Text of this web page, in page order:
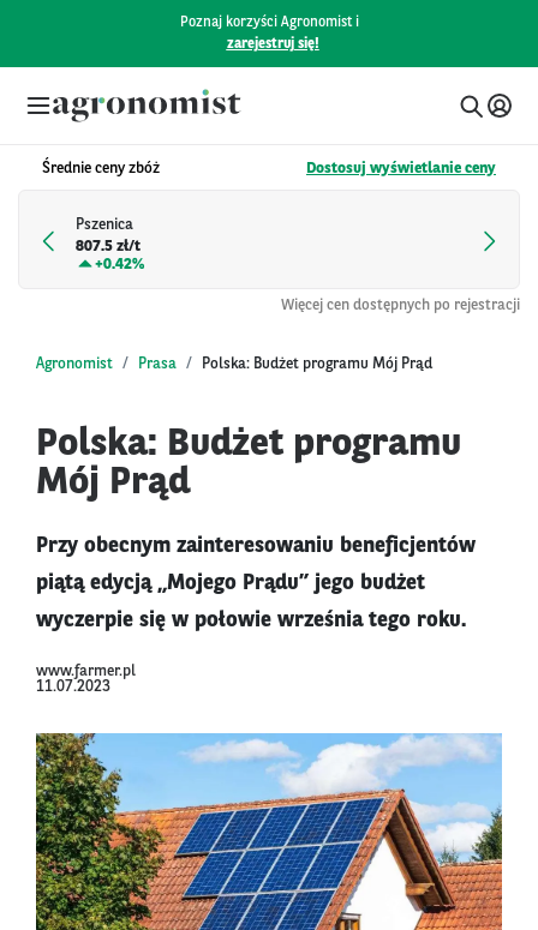
Poznaj korzyści Agronomist i
zarejestruj się!
Średnie ceny zbóż Dostosuj wyświetlanie ceny
Pszenica
807.5 zł/t
+0.42%
Więcej cen dostępnych po rejestracji
Agronomist Prasa Polska: Budżet programu Mój Prąd
Polska: Budżet programu
Mój Prąd
Przy obecnym zainteresowaniu beneficjentów
piątą edycją „Mojego Prądu” jego budżet
wyczerpie się w połowie września tego roku.
www.farmer.pl
11.07.2023